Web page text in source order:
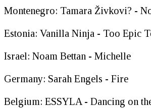
Montenegro: Tamara Živkovi? -
Estonia: Vanilla Ninja - Too Epic
Israel: Noam Bettan - Michelle
Germany: Sarah Engels - Fire
Belgium: ESSYLA - Dancing on